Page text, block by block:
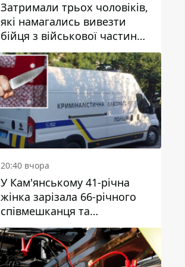
Затримали трьох чоловіків,
які намагались вивезти
бійця з військової частини
до Дніпра за 7 тисяч
доларів: серед них був лікар
20:40 вчора
У Кам'янському 41-річна
жінка зарізала 66-річного
співмешканця та
намагалась обманути
поліцейських